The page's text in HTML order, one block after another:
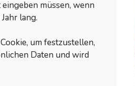
müssen, wenn
lang.
um festzustellen,
Daten und wird